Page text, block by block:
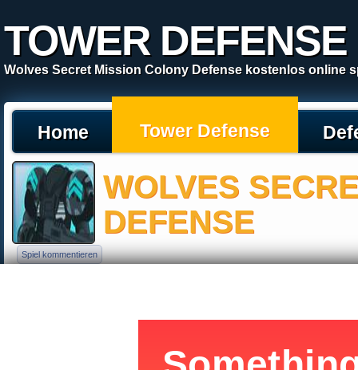
TOWER DEFENSE
Wolves Secret Mission Colony Defense kostenlos online
Home Tower Defense
WOLVES
DEFENSE
Spiel kommentieren